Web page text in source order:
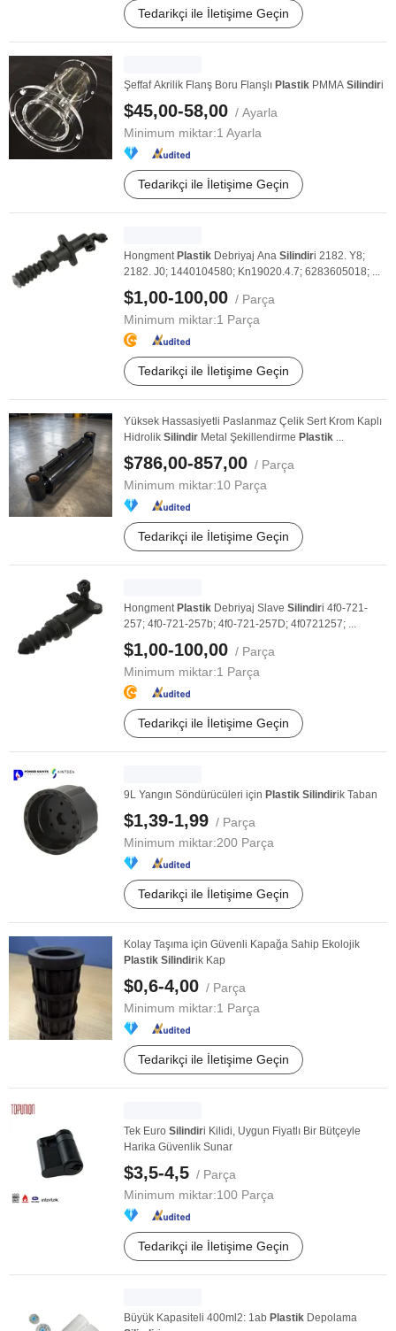
Tedarikçi ile İletişime Geçin
Şeffaf Akrilik Flanş Boru Flanşlı Plastik PMMA Silindiri
$45,00-58,00 / Ayarla
Minimum miktar:1 Ayarla
Tedarikçi ile İletişime Geçin
Hongment Plastik Debriyaj Ana Silindiri 2182. Y8;
2182. J0; 1440104580; Kn19020.4.7; 6283605018; ...
$1,00-100,00 / Parça
Minimum miktar:1 Parça
Tedarikçi ile İletişime Geçin
Yüksek Hassasiyetli Paslanmaz Çelik Sert Krom Kaplı
Hidrolik Silindir Metal Şekillendirme Plastik ...
$786,00-857,00 / Parça
Minimum miktar:10 Parça
Tedarikçi ile İletişime Geçin
Hongment Plastik Debriyaj Slave Silindiri 4f0-721-
257; 4f0-721-257b; 4f0-721-257D; 4f0721257; ...
$1,00-100,00 / Parça
Minimum miktar:1 Parça
Tedarikçi ile İletişime Geçin
9L Yangın Söndürücüleri için Plastik Silindirik Taban
$1,39-1,99 / Parça
Minimum miktar:200 Parça
Tedarikçi ile İletişime Geçin
Kolay Taşıma için Güvenli Kapağa Sahip Ekolojik
Plastik Silindirik Kap
$0,6-4,00 / Parça
Minimum miktar:1 Parça
Tedarikçi ile İletişime Geçin
Tek Euro Silindiri Kilidi, Uygun Fiyatlı Bir Bütçeyle
Harika Güvenlik Sunar
$3,5-4,5 / Parça
Minimum miktar:100 Parça
Tedarikçi ile İletişime Geçin
Büyük Kapasiteli 400ml2: 1ab Plastik Depolama